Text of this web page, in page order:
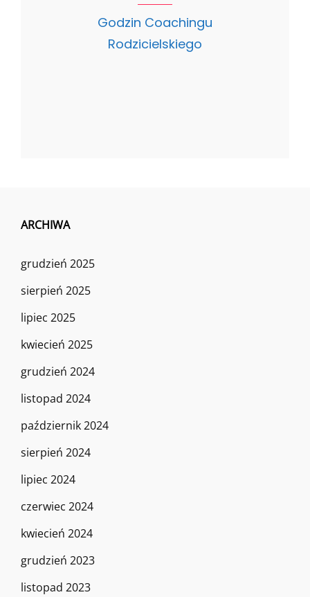
Godzin Coachingu
Rodzicielskiego
ARCHIWA
grudzień 2025
sierpień 2025
lipiec 2025
kwiecień 2025
grudzień 2024
listopad 2024
październik 2024
sierpień 2024
lipiec 2024
czerwiec 2024
kwiecień 2024
grudzień 2023
listopad 2023